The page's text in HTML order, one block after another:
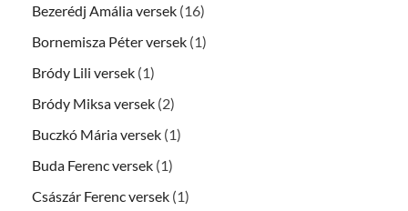
Bezerédj Amália versek (16)
Bornemisza Péter versek (1)
Bródy Lili versek (1)
Bródy Miksa versek (2)
Buczkó Mária versek (1)
Buda Ferenc versek (1)
Császár Ferenc versek (1)